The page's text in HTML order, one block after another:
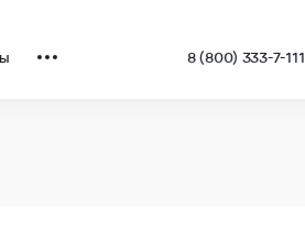
8 (800) 333-7-111